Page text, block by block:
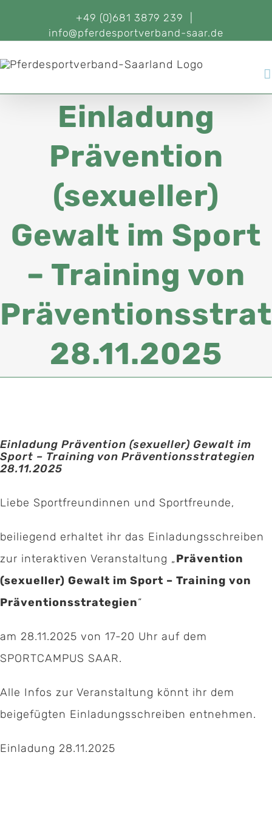
+49 (0)681 3879 239
info@pferdesportverband-saar.de
Einladung
Prävention
(sexueller)
Gewalt im Sport
– Training von
28.11.2025
Einladung Prävention (sexueller) Gewalt im
Sport – Training von Präventionsstrategien
28.11.2025
Liebe Sportfreundinnen und Sportfreunde,
beiliegend erhaltet ihr das Einladungsschreiben
zur interaktiven Veranstaltung „Prävention
(sexueller) Gewalt im Sport – Training von
Präventionsstrategien“
am 28.11.2025 von 17-20 Uhr auf dem
SPORTCAMPUS SAAR.
Alle Infos zur Veranstaltung könnt ihr dem
beigefügten Einladungsschreiben entnehmen.
Einladung 28.11.2025
Kontakt:
Geschäftsstelle Pferdesportverband Saar e.V.
Hermann-Neuberger-Sportschule 7